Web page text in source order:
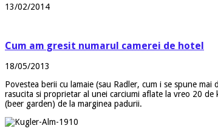
13/02/2014
Cum am gresit numarul camerei de hotel
18/05/2013
Povestea berii cu lamaie (sau Radler, cum i se spune
rasucita si proprietar al unei carciumi aflate la vreo 20
(beer garden) de la marginea padurii.